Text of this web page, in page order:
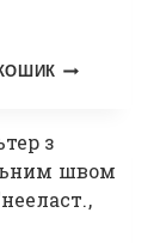
з
швом